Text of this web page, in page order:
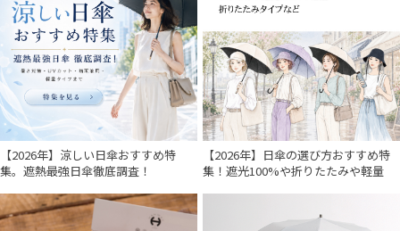
入荷状況
【2026年】涼しい日傘おすすめ特
集。遮熱最強日傘徹底調査！
【2026年】日傘の選び方おすすめ特
集！遮光100%や折りたたみや軽量